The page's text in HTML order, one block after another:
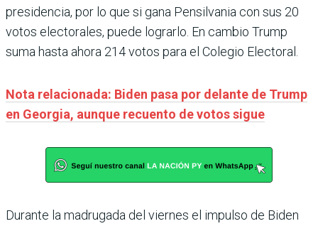
presidencia, por lo que si gana Pensilvania con sus 20
votos electorales, puede lograrlo. En cambio Trump
suma hasta ahora 214 votos para el Colegio Electoral.
Nota relacionada: Biden pasa por delante de Trump
en Georgia, aunque recuento de votos sigue
Durante la madrugada del viernes el impulso de Biden